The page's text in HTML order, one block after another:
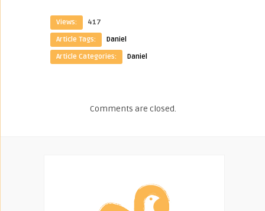
Views:
417
Article Tags:
Daniel
Article Categories:
Daniel
Comments are closed.